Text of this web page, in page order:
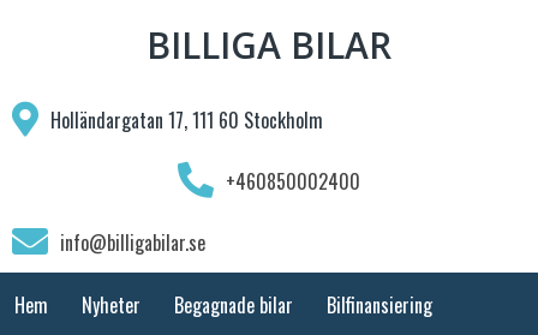
BILLIGA BILAR
Holländargatan 17, 111 60 Stockholm
+460850002400
info@billigabilar.se
Hem Nyheter Begagnade bilar Bilfinansiering